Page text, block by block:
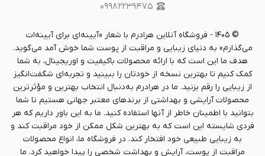
۰۹۹۸۲۲۳۹۴۷۵
© ۱۴۰۵ - فروشگاه آنلاین هرادرم با شعار «آیینه‌ای برای آیینه‌ات
می‌گذارم» به دنیای زیبایی و مراقبت از پوست شما خوش آمد می‌گوید.
هدف ما این است که با ارائه محصولات باکیفیت و اوریجینال، به شما
کمک کنیم تا بهترین نسخه از خودتان را ببینید و تجربه‌ای شگفت‌انگیز
از زیبایی را رقم بزنید. ما در هرادرم به‌دنبال انتخاب بهترین و مؤثرترین
محصولات آرایشی و بهداشتی از برندهای معتبر جهانی هستیم تا شما
بتوانید با اطمینان خاطر از آنها استفاده کنید. ما به این باور داریم که هر
فردی شایسته این است که به بهترین شکل ممکن از خود مراقبت کند و
به زیبایی طبیعی خود افتخار کند. در فروشگاه ما، انواع محصولات
مراقبت از پوست، آرایش و بهداشت شخصی را پیدا خواهید کرد. ما